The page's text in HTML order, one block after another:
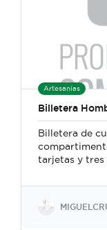
Artesanías
Billetera
Billetera de
tarjetas y tres
particular en
herramientas
talabartería